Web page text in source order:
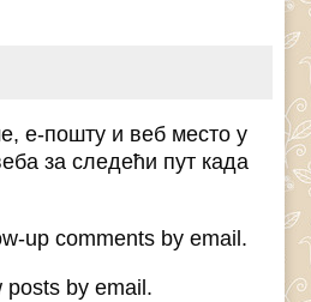
е-пошту и веб место у
за следећи пут када
up comments by email.
posts by email.